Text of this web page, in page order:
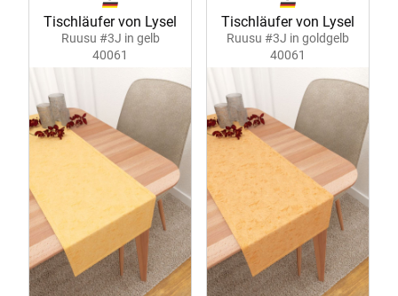
Tischläufer von Lysel
Ruusu #3J in gelb
40061
Tischläufer von Lysel
Ruusu #3J in goldgelb
40061